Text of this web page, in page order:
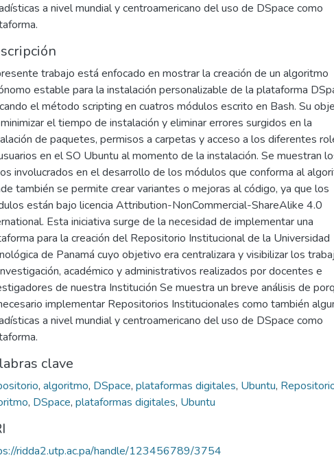
a nivel mundial y centroamericano del uso de DSpace como
trabajo está enfocado en mostrar la creación de un algoritmo
estable para la instalación personalizable de la plataforma
el método scripting en cuatros módulos escrito en Bash. Su
el tiempo de instalación y eliminar errores surgidos en la
de paquetes, permisos a carpetas y acceso a los diferentes
en el SO Ubuntu al momento de la instalación. Se muestran
involucrados en el desarrollo de los módulos que conforma al
también se permite crear variantes o mejoras al código, ya que los
están bajo licencia Attribution-NonCommercial-ShareAlike 4.0
Esta iniciativa surge de la necesidad de implementar una
para la creación del Repositorio Institucional de la Universidad
de Panamá cuyo objetivo era centralizara y visibilizar los
académico y administrativos realizados por docentes e
de nuestra Institución Se muestra un breve análisis de
implementar Repositorios Institucionales como también
a nivel mundial y centroamericano del uso de DSpace como
clave
, algoritmo, DSpace, plataformas digitales, Ubuntu,
, DSpace, plataformas digitales, Ubuntu
ridda2.utp.ac.pa/handle/123456789/3754